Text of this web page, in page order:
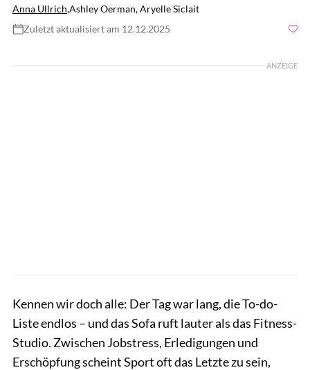
Anna Ullrich,Ashley Oerman, Aryelle Siclait
Zuletzt aktualisiert am 12.12.2025
ANZEIGE
Kennen wir doch alle: Der Tag war lang, die To-do-
Liste endlos – und das Sofa ruft lauter als das Fitness-
Studio. Zwischen Jobstress, Erledigungen und
Erschöpfung scheint Sport oft das Letzte zu sein,